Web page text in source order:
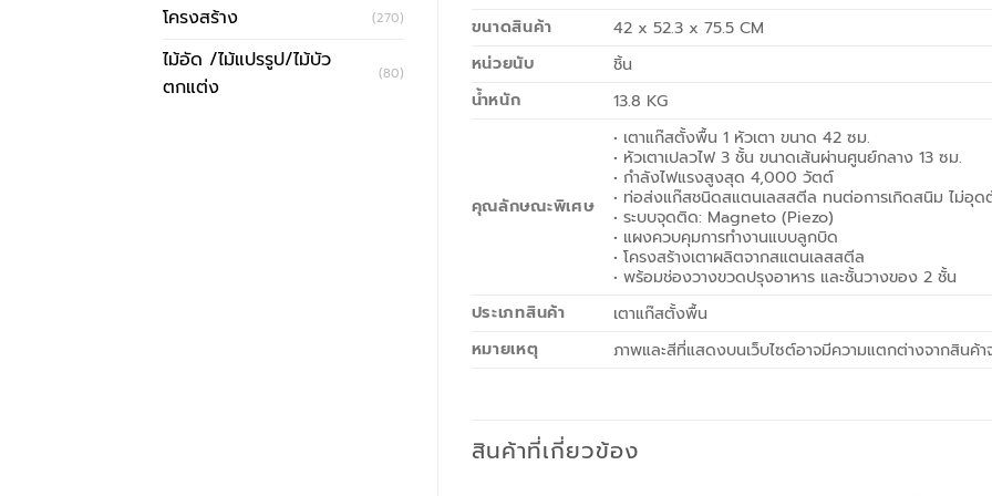
โครงสร้าง (270)
ไม้อัด /ไม้แปรรูป/ไม้บัว
ตกแต่ง
(80)
ขนาดสินค้า
42 x 52.3 x 75.5 CM
หน่วยนับ
ชิ้น
น้ำหนัก
13.8 KG
คุณลักษณะพิเศษ
• เตาแก๊สตั้งพื้น 1 หัวเตา ขนาด 42 ซม.
• หัวเตาเปลวไฟ 3 ชั้น ขนาดเส้นผ่านศูนย์กลาง 13 ซม.
• กำลังไฟแรงสูงสุด 4,000 วัตต์
• ท่อส่งแก๊สชนิดสแตนเลสสตีล ทนต่อการเกิดสนิม ไม่อุด
• ระบบจุดติด: Magneto (Piezo)
• แผงควบคุมการทำงานแบบลูกบิด
• โครงสร้างเตาผลิตจากสแตนเลสสตีล
• พร้อมช่องวางขวดปรุงอาหาร และชั้นวางของ 2 ชั้น
ประเภทสินค้า
เตาแก๊สตั้งพื้น
หมายเหตุ
ภาพและสีที่แสดงบนเว็บไซต์อาจมีความแตกต่างจากสินค้
สินค้าที่เกี่ยวข้อง